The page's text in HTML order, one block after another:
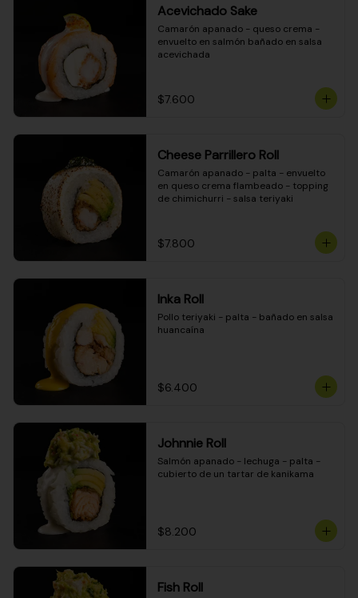
Acevichado Sake
Camarón apanado - queso crema -
envuelto en salmón bañado en salsa
acevichada
$7.600
Cheese Parrillero Roll
Camarón apanado - palta - envuelto
en queso crema flambeado - topping
de chimichurri - salsa teriyaki
$7.800
Inka Roll
Pollo teriyaki - palta - bañado en salsa
huancaína
$6.400
Johnnie Roll
Salmón apanado - lechuga - palta -
cubierto de un tartar de kanikama
$8.200
Fish Roll